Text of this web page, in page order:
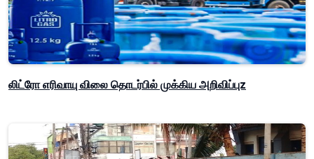
லிட்ரோ எரிவாயு விலை தொடர்பில் முக்கிய அறிவிப்புz